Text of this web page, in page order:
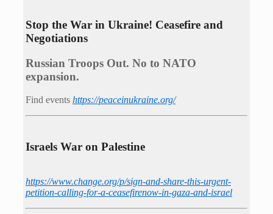
Stop the War in Ukraine! Ceasefire and
Negotiations
Russian Troops Out. No to NATO
expansion.
Find events https://peace­in­ukraine.org/
Israels War on Palestine
https://www.change.org/p/sign-and-share-this-urgent-
petition-calling-for-a-ceasefirenow-in-gaza-and-israel